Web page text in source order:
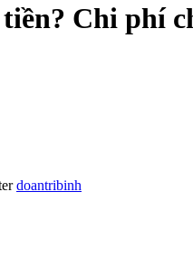
Chi phí
doantribinh